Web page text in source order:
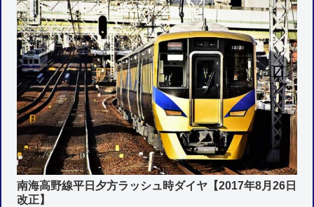
南海高野線平日夕方ラッシュ時ダイヤ【2017年8月26日
改正】